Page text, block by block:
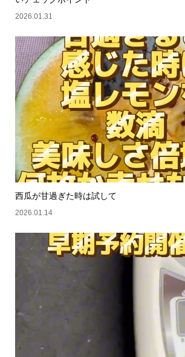
2026.01.31
西瓜が甘過ぎた時は試して
2026.01.14